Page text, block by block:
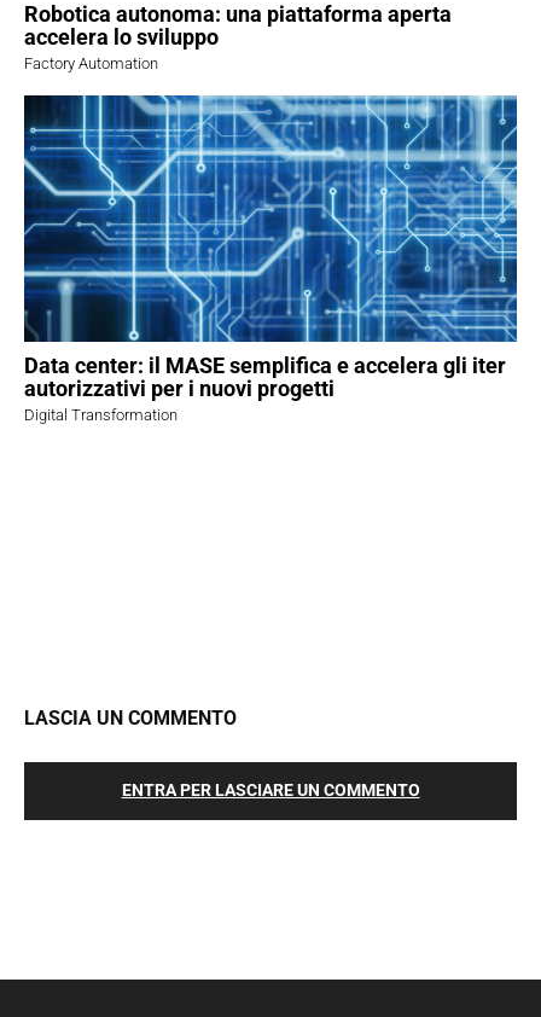
Robotica autonoma: una piattaforma aperta
accelera lo sviluppo
Factory Automation
Data center: il MASE semplifica e accelera gli iter
autorizzativi per i nuovi progetti
Digital Transformation
LASCIA UN COMMENTO
ENTRA PER LASCIARE UN COMMENTO